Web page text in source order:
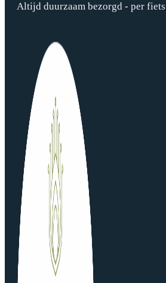
Altijd duurzaam bezorgd - per